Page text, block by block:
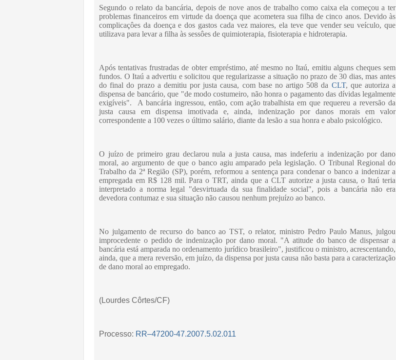
Segundo o relato da bancária, depois de nove anos de trabalho como caixa ela começou a ter
problemas financeiros em virtude da doença que acometera sua filha de cinco anos. Devido às
complicaçôes da doença e dos gastos cada vez maiores, ela teve que vender seu veículo, que
utilizava para levar a filha às sessôes de quimioterapia, fisioterapia e hidroterapia.
Após tentativas frustradas de obter empréstimo, até mesmo no Itaú, emitiu alguns cheques sem
fundos. O Itaú a advertiu e solicitou que regularizasse a situação no prazo de 30 dias, mas antes
do final do prazo a demitiu por justa causa, com base no artigo 508 da CLT, que autoriza a
dispensa de bancário, que "de modo costumeiro, não honra o pagamento das dívidas legalmente
exigíveis". A bancária ingressou, então, com ação trabalhista em que requereu a reversão da
justa causa em dispensa imotivada e, ainda, indenização por danos morais em valor
correspondente a 100 vezes o último salário, diante da lesão a sua honra e abalo psicológico.
O juízo de primeiro grau declarou nula a justa causa, mas indeferiu a indenização por dano
moral, ao argumento de que o banco agiu amparado pela legislação. O Tribunal Regional do
Trabalho da 2ª Região (SP), porém, reformou a sentença para condenar o banco a indenizar a
empregada em R$ 128 mil. Para o TRT, ainda que a CLT autorize a justa causa, o Itaú teria
interpretado a norma legal "desvirtuada da sua finalidade social", pois a bancária não era
devedora contumaz e sua situação não causou nenhum prejuízo ao banco.
No julgamento de recurso do banco ao TST, o relator, ministro Pedro Paulo Manus, julgou
improcedente o pedido de indenização por dano moral. "A atitude do banco de dispensar a
bancária está amparada no ordenamento jurídico brasileiro", justificou o ministro, acrescentando,
ainda, que a mera reversão, em juízo, da dispensa por justa causa não basta para a caracterização
de dano moral ao empregado.
(Lourdes Côrtes/CF)
Processo: RR–47200-47.2007.5.02.011